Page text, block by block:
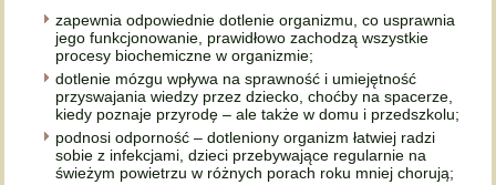
zapewnia odpowiednie dotlenie organizmu, co usprawnia
jego funkcjonowanie, prawidłowo zachodzą wszystkie
procesy biochemiczne w organizmie;
dotlenie mózgu wpływa na sprawność i umiejętność
przyswajania wiedzy przez dziecko, choćby na spacerze,
kiedy poznaje przyrodę – ale także w domu i przedszkolu;
podnosi odporność – dotleniony organizm łatwiej radzi
sobie z infekcjami, dzieci przebywające regularnie na
świeżym powietrzu w różnych porach roku mniej chorują;